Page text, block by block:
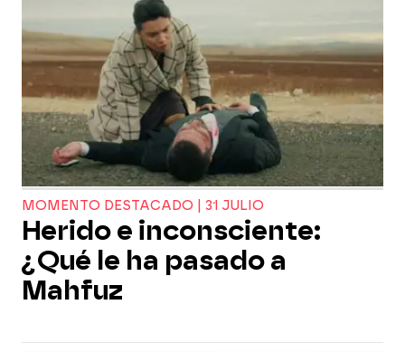
MOMENTO DESTACADO | 31 JULIO
Herido e inconsciente:
¿Qué le ha pasado a
Mahfuz